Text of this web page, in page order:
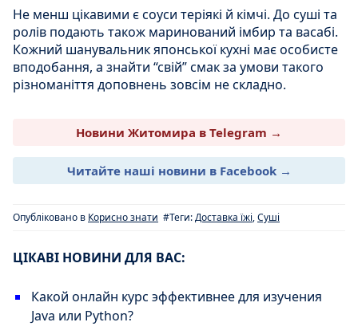
Не менш цікавими є соуси теріякі й кімчі. До суші та
ролів подають також маринований імбир та васабі.
Кожний шанувальник японської кухні має особисте
вподобання, а знайти “свій” смак за умови такого
різноманіття доповнень зовсім не складно.
Новини Житомира в Telegram →
Читайте наші новини в Facebook →
Опубліковано в Корисно знати #Теги:Доставка їжі,Суші
ЦІКАВІ НОВИНИ ДЛЯ ВАС:
Какой онлайн курс эффективнее для изучения
Java или Python?